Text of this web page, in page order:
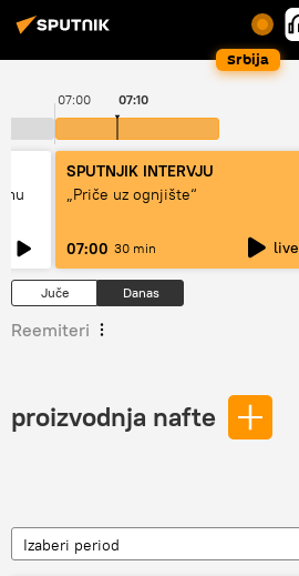
Srbija
07:00 07:10
SPUTNJIK INTERVJU
„Priče uz ognjište“
07:00 30 min live
Juče Danas
Reemiteri
proizvodnja nafte
Izaberi period